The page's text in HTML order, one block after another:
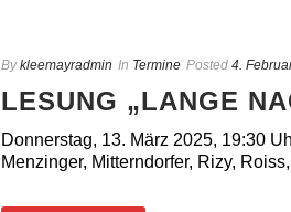
By kleemayradmin In Termine Posted 4.
LESUNG „LANGE
Donnerstag, 13. März 2025, 19:30
Menzinger, Mitterndorfer, Rizy,